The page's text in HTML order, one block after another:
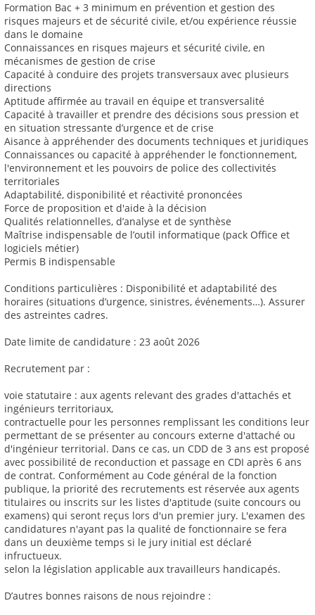
Formation Bac + 3 minimum en prévention et gestion des
risques majeurs et de sécurité civile, et/ou expérience réussie
dans le domaine
Connaissances en risques majeurs et sécurité civile, en
mécanismes de gestion de crise
Capacité à conduire des projets transversaux avec plusieurs
directions
Aptitude affirmée au travail en équipe et transversalité
Capacité à travailler et prendre des décisions sous pression et
en situation stressante d’urgence et de crise
Aisance à appréhender des documents techniques et juridiques
Connaissances ou capacité à appréhender le fonctionnement,
l'environnement et les pouvoirs de police des collectivités
territoriales
Adaptabilité, disponibilité et réactivité prononcées
Force de proposition et d'aide à la décision
Qualités relationnelles, d’analyse et de synthèse
Maîtrise indispensable de l’outil informatique (pack Office et
logiciels métier)
Permis B indispensable
Conditions particulières : Disponibilité et adaptabilité des
horaires (situations d’urgence, sinistres, événements…). Assurer
des astreintes cadres.
Date limite de candidature : 23 août 2026
Recrutement par :
voie statutaire : aux agents relevant des grades d'attachés et
ingénieurs territoriaux,
contractuelle pour les personnes remplissant les conditions leur
permettant de se présenter au concours externe d'attaché ou
d'ingénieur territorial. Dans ce cas, un CDD de 3 ans est proposé
avec possibilité de reconduction et passage en CDI après 6 ans
de contrat. Conformément au Code général de la fonction
publique, la priorité des recrutements est réservée aux agents
titulaires ou inscrits sur les listes d'aptitude (suite concours ou
examens) qui seront reçus lors d'un premier jury. L'examen des
candidatures n'ayant pas la qualité de fonctionnaire se fera
dans un deuxième temps si le jury initial est déclaré
infructueux.
selon la législation applicable aux travailleurs handicapés.
D’autres bonnes raisons de nous rejoindre :